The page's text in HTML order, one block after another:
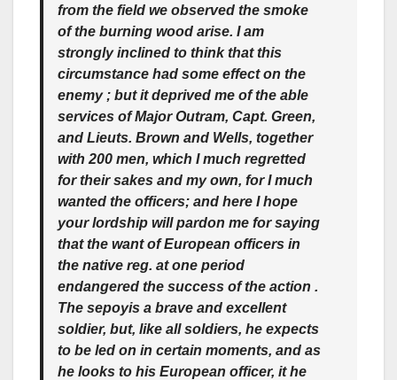
from the field we observed the smoke
of the burning wood arise. I am
strongly inclined to think that this
circumstance had some effect on the
enemy ; but it deprived me of the able
services of Major Outram, Capt. Green,
and Lieuts. Brown and Wells, together
with 200 men, which I much regretted
for their sakes and my own, for I much
wanted the officers; and here I hope
your lordship will pardon me for saying
that the want of European officers in
the native reg. at one period
endangered the success of the action .
The sepoyis a brave and excellent
soldier, but, like all soldiers, he expects
to be led on in certain moments, and as
he looks to his European officer, it he